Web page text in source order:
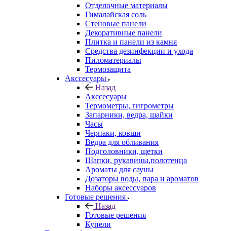
Отделочные материалы
Гималайская соль
Стеновые панели
Декоративные панели
Плитка и панели из камня
Средства дезинфекции и ухода
Пиломатериалы
Термозащита
Аксcесуары
Назад
Аксcесуары
Термометры, гигрометры
Запарники, ведра, шайки
Часы
Черпаки, ковши
Ведра для обливания
Подголовники, щетки
Шапки, рукавицы,полотенца
Ароматы для сауны
Дозаторы воды, пара и ароматов
Наборы аксессуаров
Готовые решения
Назад
Готовые решения
Купели